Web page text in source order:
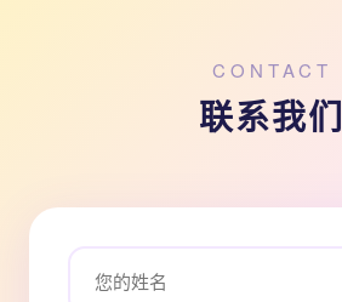
CONTACT
联系我们